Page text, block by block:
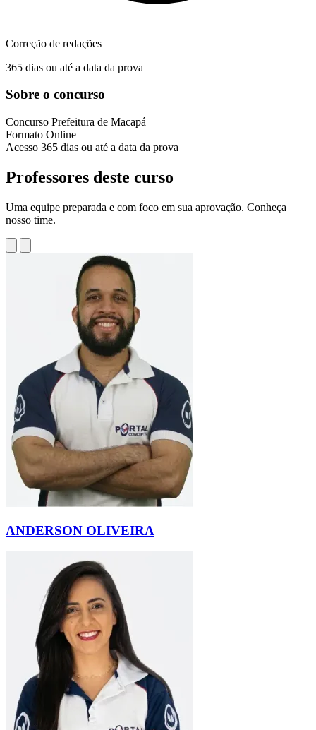
Correção de redações
365 dias ou até a data da prova
Sobre o concurso
Concurso Prefeitura de Macapá
Formato Online
Acesso 365 dias ou até a data da prova
Professores deste curso
Uma equipe preparada e com foco em sua aprovação. Conheça
nosso time.
ANDERSON OLIVEIRA